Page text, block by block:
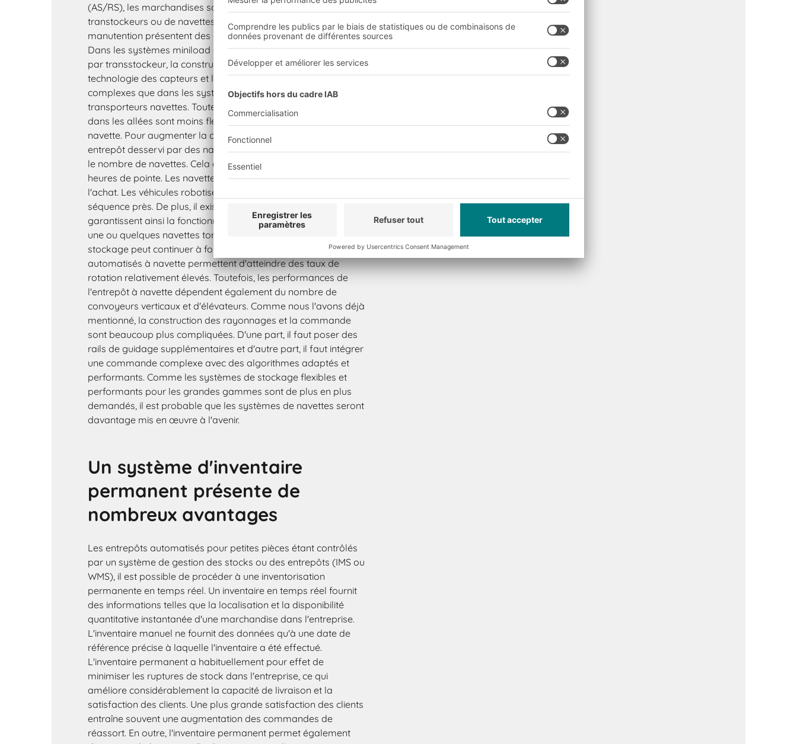
(AS/RS), les marchandises sont manutentionnées à l'aide de
transtockeurs ou de navettes. Les deux systèmes de
manutention présentent des avantages et des inconvénients.
Dans les systèmes miniload avec chargement et récupération
par transstockeur, la construction des rayonnages, la
technologie des capteurs et le système de contrôle sont moins
complexes que dans les systèmes miniload desservis par des
transporteurs navettes. Toutefois, les transtockeurs installés
dans les allées sont moins flexibles que les transporteurs à
navette. Pour augmenter la capacité de manutention d'un
entrepôt desservi par des navettes, il est possible d'augmenter
le nombre de navettes. Cela est particulièrement utile aux
heures de pointe. Les navettes sont relativement bon marché à
l'achat. Les véhicules robotisés peuvent en outre déstocker à la
séquence près. De plus, il existe une redondance élevée
garantissent ainsi la fonctionnalité permanente du système. Si
une ou quelques navettes tombent en panne, le système de
stockage peut continuer à fonctionner. Les magasins
automatisés à navette permettent d'atteindre des taux de
rotation relativement élevés. Toutefois, les performances de
l'entrepôt à navette dépendent également du nombre de
convoyeurs verticaux et d'élévateurs. Comme nous l'avons déjà
mentionné, la construction des rayonnages et la commande
sont beaucoup plus compliquées. D'une part, il faut poser des
rails de guidage supplémentaires et d'autre part, il faut intégrer
une commande complexe avec des algorithmes adaptés et
performants. Comme les systèmes de stockage flexibles et
performants pour les grandes gammes sont de plus en plus
demandés, il est probable que les systèmes de navettes seront
davantage mis en œuvre à l'avenir.
Un système d'inventaire
permanent présente de
nombreux avantages
Les entrepôts automatisés pour petites pièces étant contrôlés
par un système de gestion des stocks ou des entrepôts (IMS ou
WMS), il est possible de procéder à une inventorisation
permanente en temps réel. Un inventaire en temps réel fournit
des informations telles que la localisation et la disponibilité
quantitative instantanée d'une marchandise dans l'entreprise.
L'inventaire manuel ne fournit des données qu'à une date de
référence précise à laquelle l'inventaire a été effectué.
L'inventaire permanent a habituellement pour effet de
minimiser les ruptures de stock dans l'entreprise, ce qui
améliore considérablement la capacité de livraison et la
satisfaction des clients. Une plus grande satisfaction des clients
entraîne souvent une augmentation des commandes de
réassort. En outre, l'inventaire permanent permet également